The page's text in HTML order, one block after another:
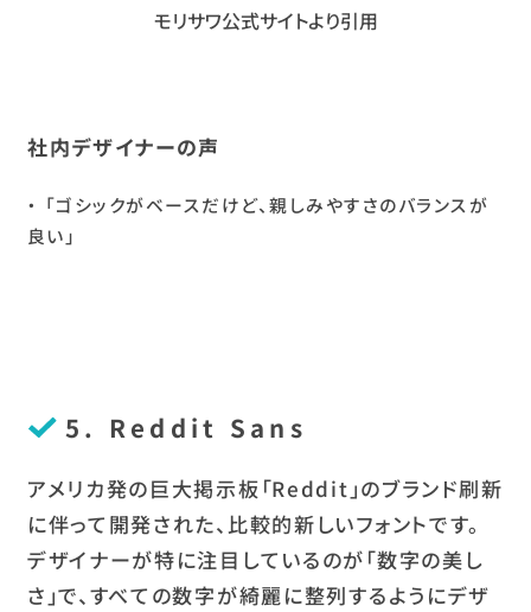
モリサワ公式サイトより引用
社内デザイナーの声
「ゴシックがベースだけど、親しみやすさのバランスが
良い」
5. Reddit Sans
アメリカ発の巨大掲示板「Reddit」のブランド刷新
に伴って開発された、比較的新しいフォントです。
デザイナーが特に注目しているのが「数字の美し
さ」で、すべての数字が綺麗に整列するようにデザ